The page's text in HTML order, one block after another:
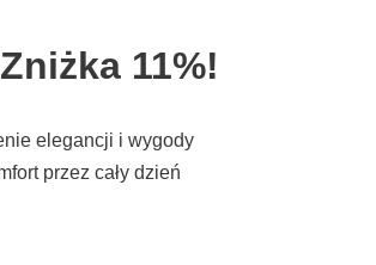
11%!
elegancji i wygody
przez cały dzień